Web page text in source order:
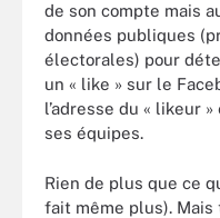
de son compte mais
données publiques
électorales) pour
un « like » sur le
l’adresse du « likeur
ses équipes.
Rien de plus que ce
fait même plus). Mais